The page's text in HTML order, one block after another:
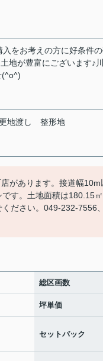
をお考えの方に好条件
地が豊富にございます♪
(^o^)
地渡し 整形地
があります。接道幅
す。土地面積は180.15
ださい。049-232-7556
総区画数
坪単価
セットバック